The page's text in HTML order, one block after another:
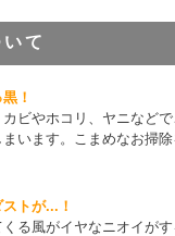
て
！
ビやホコリ、ヤニなど
います。こまめなお掃除
トが...！
る風がイヤなニオイが